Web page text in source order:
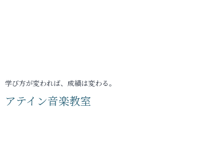
学び方が変われば、成績は変わる。
アテイン音楽教室